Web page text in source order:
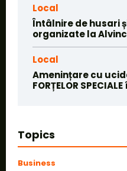
Local
Întâlnire de husari
organizate la Alvinc
Local
Amenințare cu
FORȚELOR
Topics
Business